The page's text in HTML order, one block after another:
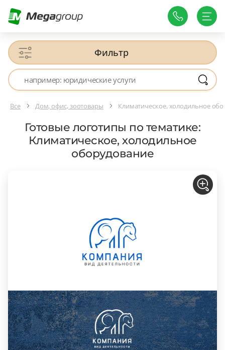
Фильтр
Все Дом, офис, зоотовары Климатическое, холодильное
Готовые логотипы по тематике:
Климатическое, холодильное
оборудование